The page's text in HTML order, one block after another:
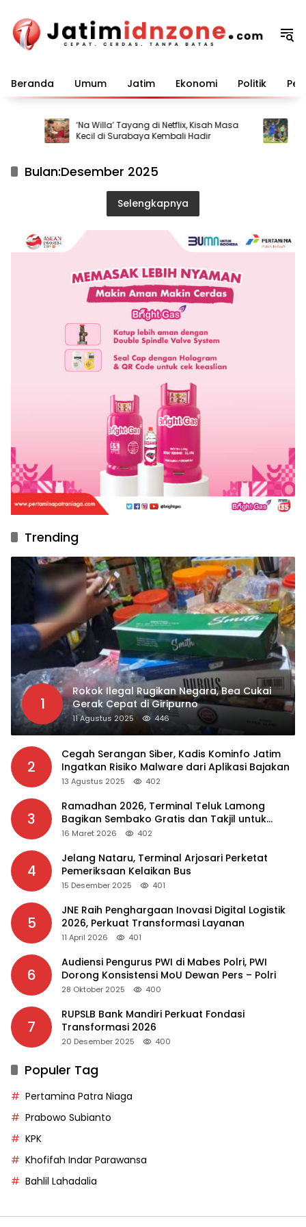
konten
Beranda Umum Jatim Ekonomi Politik
‘Na Willa’ Tayang di Netflix, Kisah Masa
Kecil di Surabaya Kembali Hadir
di
Bulan:Desember 2025
Selengkapnya
Trending
1
Rokok Ilegal Rugikan Negara, Bea Cukai
Gerak Cepat di Giripurno
11 Agustus 2025 446
2
Cegah Serangan Siber, Kadis Kominfo Jatim
Ingatkan Risiko Malware dari Aplikasi Bajakan
13 Agustus 2025 402
3
Ramadhan 2026, Terminal Teluk Lamong
Bagikan Sembako Gratis dan Takjil untuk
Masyarakat
16 Maret 2026 402
4
Jelang Nataru, Terminal Arjosari Perketat
Pemeriksaan Kelaikan Bus
15 Desember 2025 401
5
JNE Raih Penghargaan Inovasi Digital Logistik
2026, Perkuat Transformasi Layanan
11 April 2026 401
6
Audiensi Pengurus PWI di Mabes Polri, PWI
Dorong Konsistensi MoU Dewan Pers – Polri
28 Oktober 2025 400
7
RUPSLB Bank Mandiri Perkuat Fondasi
Transformasi 2026
20 Desember 2025 400
Populer Tag
Pertamina Patra Niaga
Prabowo Subianto
KPK
Khofifah Indar Parawansa
Bahlil Lahadalia